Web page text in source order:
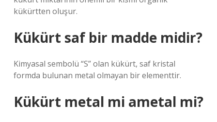
kükürtten oluşur.
Kükürt saf bir madde midir?
Kimyasal sembolü “S” olan kükürt, saf kristal
formda bulunan metal olmayan bir elementtir.
Kükürt metal mi ametal mi?